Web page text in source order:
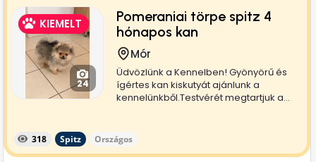
KIEMELT
24
Pomeraniai törpe spitz 4
hónapos kan
Mór
Üdvözlünk a Kennelben! Gyönyörű és
ígértes kan kiskutyát ajánlunk a
kennelünkből.Testvérét megtartjuk a...
318 Spitz Országos